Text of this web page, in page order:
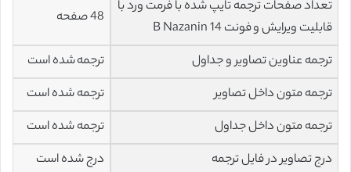
تعداد صفحات ترجمه تایپ شده با فرمت ورد با
قابلیت ویرایش و فونت 14 B Nazanin
48 صفحه
ترجمه عناوین تصاویر و جداول
ترجمه شده است
ترجمه متون داخل تصاویر
ترجمه شده است
ترجمه متون داخل جداول
ترجمه شده است
درج تصاویر در فایل ترجمه
درج شده است